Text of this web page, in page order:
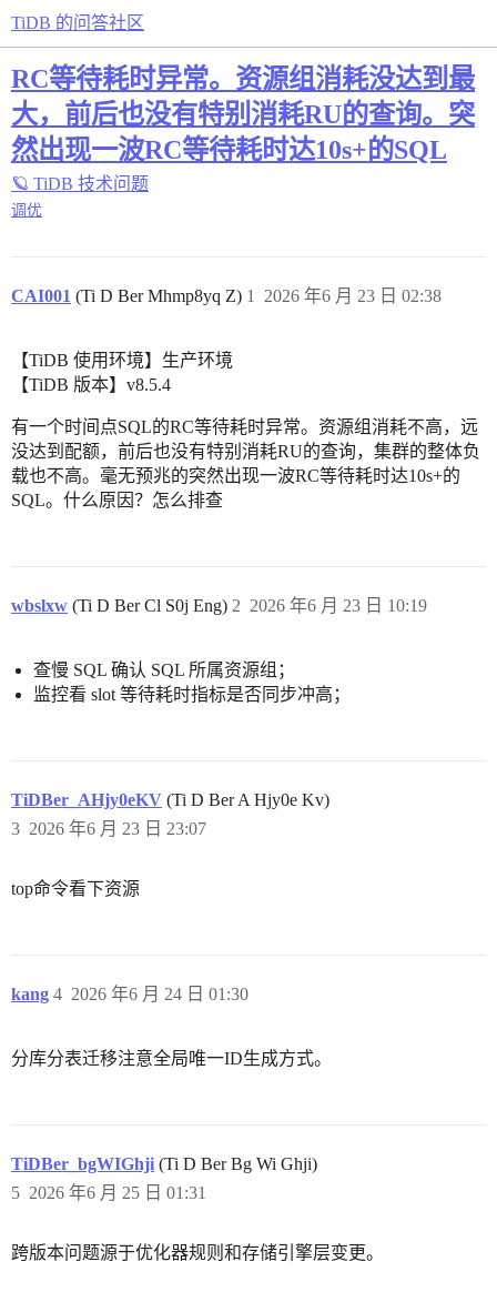
TiDB 的问答社区
RC等待耗时异常。资源组消耗没达到最
大，前后也没有特别消耗RU的查询。突
然出现一波RC等待耗时达10s+的SQL
🪐 TiDB 技术问题
调优
CAI001 (Ti D Ber Mhmp8yq Z) 2026 年6 月 23 日 02:38
1
【TiDB 使用环境】生产环境
【TiDB 版本】v8.5.4
有一个时间点SQL的RC等待耗时异常。资源组消耗不高，远
没达到配额，前后也没有特别消耗RU的查询，集群的整体负
载也不高。毫无预兆的突然出现一波RC等待耗时达10s+的
SQL。什么原因？怎么排查
wbslxw (Ti D Ber Cl S0j Eng) 2026 年6 月 23 日 10:19
2
查慢 SQL 确认 SQL 所属资源组；
监控看 slot 等待耗时指标是否同步冲高；
TiDBer_AHjy0eKV (Ti D Ber A Hjy0e Kv)
2026 年6 月 23 日 23:07
3
top命令看下资源
kang 2026 年6 月 24 日 01:30
4
分库分表迁移注意全局唯一ID生成方式。
TiDBer_bgWIGhji (Ti D Ber Bg Wi Ghji)
2026 年6 月 25 日 01:31
5
跨版本问题源于优化器规则和存储引擎层变更。